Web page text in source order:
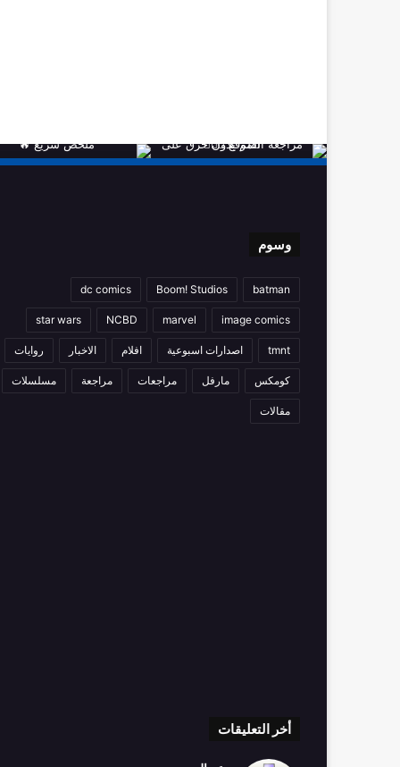
وسوم
batman
Boom! Studios
dc comics
image comics
marvel
NCBD
star wars
tmnt اصدارات اسبوعية افلام الاخبار روايات
كومكس مارفل مراجعات مراجعة مسلسلات
مقالات
أخر التعليقات